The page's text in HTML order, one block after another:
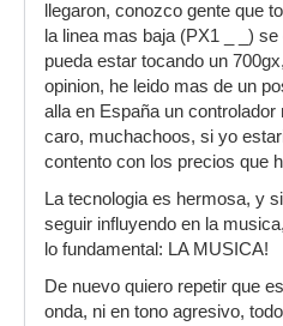
llegaron, conozco gente que
la linea mas baja (PX1 _ _)
pueda estar tocando un
opinion, he leido mas de un
alla en España un
caro, muchachoos, si yo
contento con los precios que
La tecnologia es hermosa, y
seguir influyendo en la
lo fundamental: LA MUSICA!
De nuevo quiero repetir que
onda, ni en tono agresivo,